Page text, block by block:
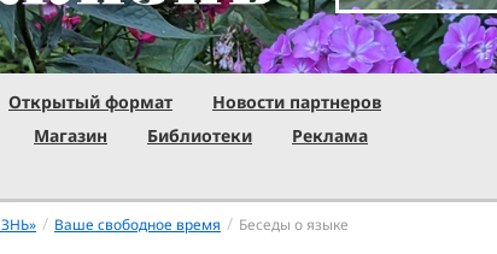
Открытый формат
Новости партнеров
Магазин Библиотеки
Реклама
/ Ваше свободное время / Беседы о языке